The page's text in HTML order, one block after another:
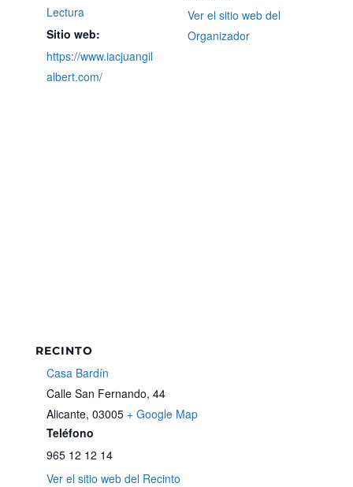
Lectura
Sitio web:
https://www.iacjuangil
albert.com/
Ver el sitio web del
Organizador
RECINTO
Casa Bardín
Calle San Fernando, 44
Alicante, 03005 + Google Map
Teléfono
965 12 12 14
Ver el sitio web del Recinto